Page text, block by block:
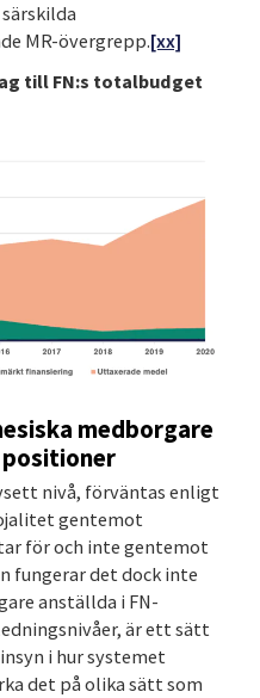
MR-övergrepp.[xx]
till FN:s totalbudget
medborgare
positioner
nivå, förväntas enligt
gentemot
för och inte gentemot
fungerar det dock inte
anställda i FN-
är ett sätt
i hur systemet
det på olika sätt som